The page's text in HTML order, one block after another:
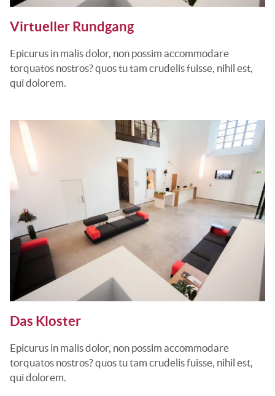
Virtueller Rundgang
Epicurus in malis dolor, non possim accommodare
torquatos nostros? quos tu tam crudelis fuisse, nihil est,
qui dolorem.
Das Kloster
Epicurus in malis dolor, non possim accommodare
torquatos nostros? quos tu tam crudelis fuisse, nihil est,
qui dolorem.